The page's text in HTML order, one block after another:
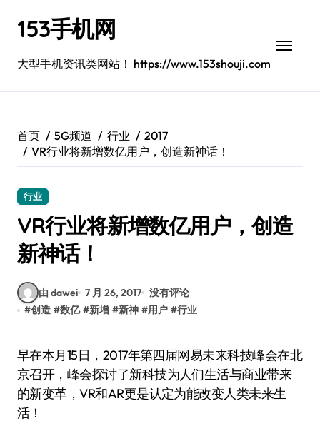
153手机网
大型手机资讯类网站！ https://www.153shouji.com
首页 5G频道 行业
2017
VR行业将新增数亿用户，创造新神话！
行业
VR行业将新增数亿用户，创造
新神话！
由 dawei 7 月 26, 2017 没有评论
#创造 #数亿 #新增 #新神 #用户 #行业
早在本月15日，2017年第四届网易未来科技峰会在北
京召开，峰会探讨了新科技为人们生活与商业带来
的新变革，VR和AR更是认定为能改变人类未来生
活！